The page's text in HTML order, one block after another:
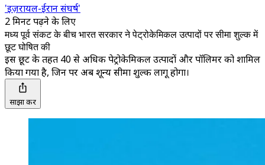
'इज़रायल-ईरान संघर्ष'
2 मिनट पढ़ने के लिए
मध्य पूर्व संकट के बीच भारत सरकार ने पेट्रोकेमिकल उत्पादों पर सीमा शुल्क में
छूट घोषित की
इस छूट के तहत 40 से अधिक पेट्रोकेमिकल उत्पादों और पॉलिमर को शामिल
किया गया है, जिन पर अब शून्य सीमा शुल्क लागू होगा।
साझा करें